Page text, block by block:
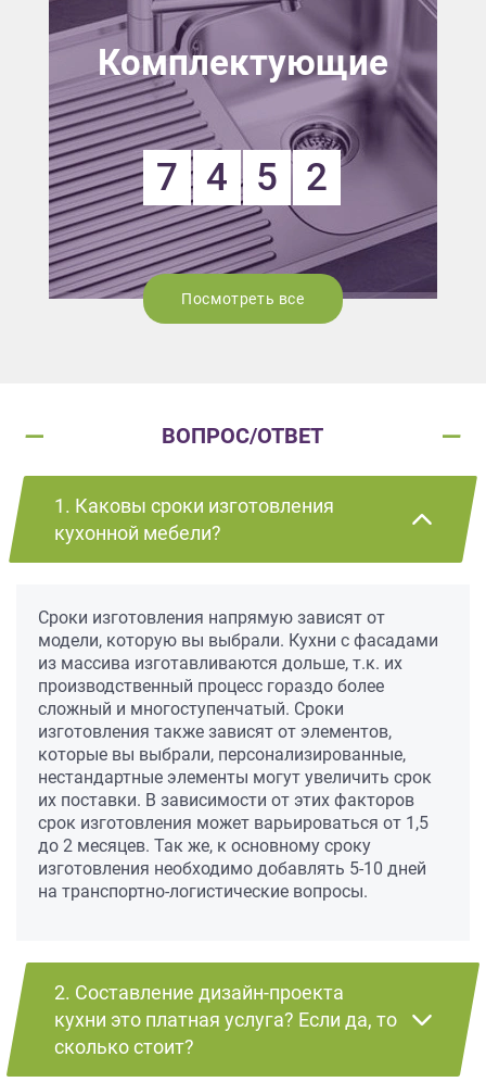
Комплектующие
7 4 5 2
Посмотреть все
ВОПРОС/ОТВЕТ
1. Каковы сроки изготовления
кухонной мебели?
Сроки изготовления напрямую зависят от
модели, которую вы выбрали. Кухни с фасадами
из массива изготавливаются дольше, т.к. их
производственный процесс гораздо более
сложный и многоступенчатый. Сроки
изготовления также зависят от элементов,
которые вы выбрали, персонализированные,
нестандартные элементы могут увеличить срок
их поставки. В зависимости от этих факторов
срок изготовления может варьироваться от 1,5
до 2 месяцев. Так же, к основному сроку
изготовления необходимо добавлять 5-10 дней
на транспортно-логистические вопросы.
2. Составление дизайн-проекта
кухни это платная услуга? Если да, то
сколько стоит?